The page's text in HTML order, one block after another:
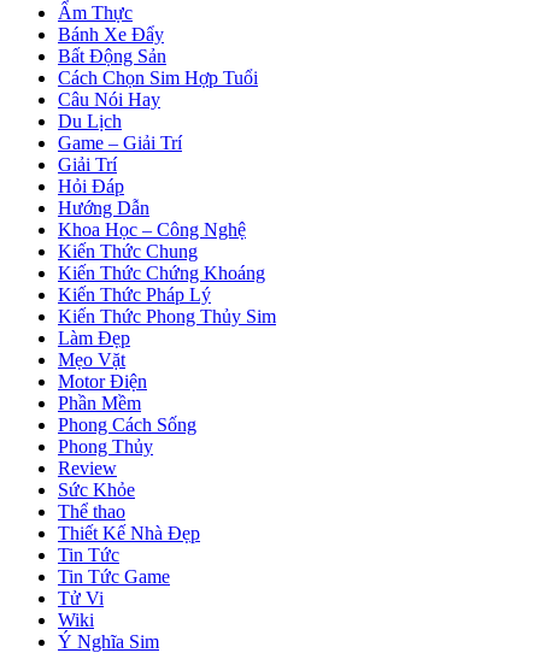
Ẩm Thực
Bánh Xe Đẩy
Bất Động Sản
Cách Chọn Sim Hợp Tuổi
Câu Nói Hay
Du Lịch
Game – Giải Trí
Giải Trí
Hỏi Đáp
Hướng Dẫn
Khoa Học – Công Nghệ
Kiến Thức Chung
Kiến Thức Chứng Khoáng
Kiến Thức Pháp Lý
Kiến Thức Phong Thủy Sim
Làm Đẹp
Mẹo Vặt
Motor Điện
Phần Mềm
Phong Cách Sống
Phong Thủy
Review
Sức Khỏe
Thể thao
Thiết Kế Nhà Đẹp
Tin Tức
Tin Tức Game
Tử Vi
Wiki
Ý Nghĩa Sim